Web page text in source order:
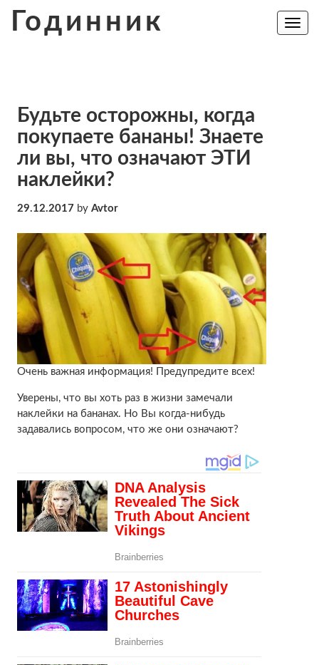
Годинник
Toggle
Будьте осторожны, когда
покупаете бананы! Знаете
ли вы, что означают ЭТИ
наклейки?
29.12.2017 by Avtor
Очень важная информация! Предупредите всех!
Уверены, что вы хоть раз в жизни замечали
наклейки на бананах. Но Вы когда-нибудь
задавались вопросом, что же они означают?